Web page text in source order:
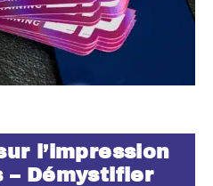
l’impression
– Démystifier